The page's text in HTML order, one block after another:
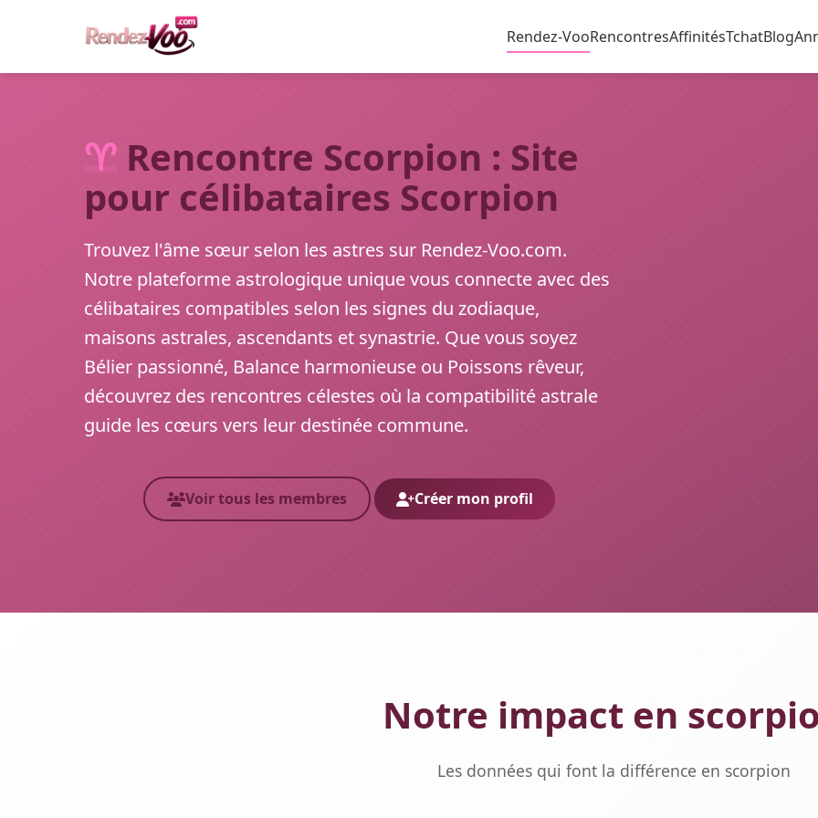
Rendez-VooRencontresAffinitésTchatBlog
♈ Rencontre Scorpion : Site
pour célibataires Scorpion
Trouvez l'âme sœur selon les astres sur Rendez-Voo.com.
Notre plateforme astrologique unique vous connecte avec des
célibataires compatibles selon les signes du zodiaque,
maisons astrales, ascendants et synastrie. Que vous soyez
Bélier passionné, Balance harmonieuse ou Poissons rêveur,
découvrez des rencontres célestes où la compatibilité astrale
guide les cœurs vers leur destinée commune.
Voir tous les membres Créer mon profil
Notre impact en
Les données qui font la différence en scorpion